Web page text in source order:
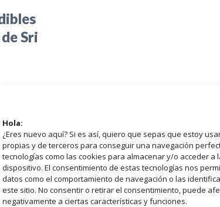
Hola:
¿Eres nuevo aquí? Si es así, quiero que sepas que estoy
propias y de terceros para conseguir una navegación
tecnologías como las cookies para almacenar y/o acceder a
dispositivo. El consentimiento de estas tecnologías nos
datos como el comportamiento de navegación o las
este sitio. No consentir o retirar el consentimiento, puede
negativamente a ciertas características y funciones.
Sri